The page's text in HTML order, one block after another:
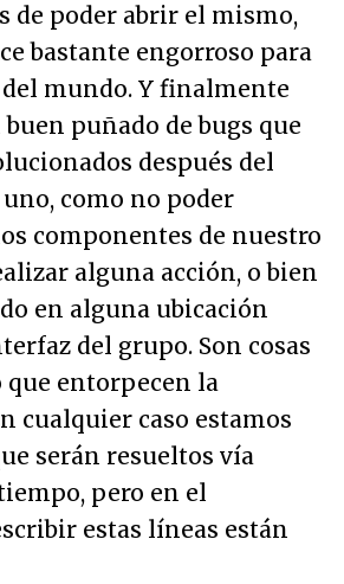
de poder abrir el mismo,
bastante engorroso para
mundo. Y finalmente
puñado de bugs que
después del
como no poder
componentes de nuestro
alguna acción, o bien
en alguna ubicación
del grupo. Son cosas
que entorpecen la
cualquier caso estamos
serán resueltos vía
pero en el
estas líneas están